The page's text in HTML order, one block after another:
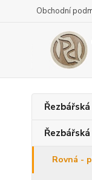
Obchodní
Rovná -